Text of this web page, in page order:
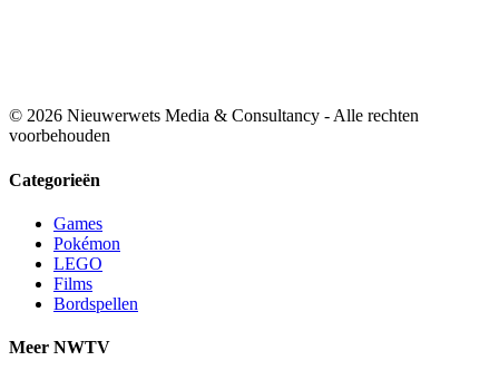
© 2026 Nieuwerwets Media & Consultancy - Alle rechten
voorbehouden
Categorieën
Games
Pokémon
LEGO
Films
Bordspellen
Meer NWTV